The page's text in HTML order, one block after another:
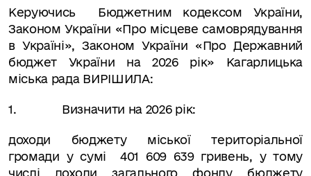
Керуючись
Бюджетним кодексом України,
Законом України «Про місцеве самоврядування
в Україні», Законом України «Про Державний
бюджет України на 2026 рік» Кагарлицька
міська рада ВИРІШИЛА:
1. Визначити на 2026рік:
доходи бюджету міської територіальної
громади у сумі
401 609 639 гривень, у тому
числі доходи загального фонду бюджету